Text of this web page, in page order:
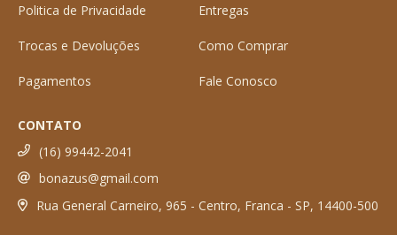
Politica de Privacidade
Entregas
Trocas e Devoluções Como Comprar
Pagamentos Fale Conosco
CONTATO
(16) 99442-2041
bonazus@gmail.com
Rua General Carneiro, 965 - Centro, Franca - SP, 14400-500